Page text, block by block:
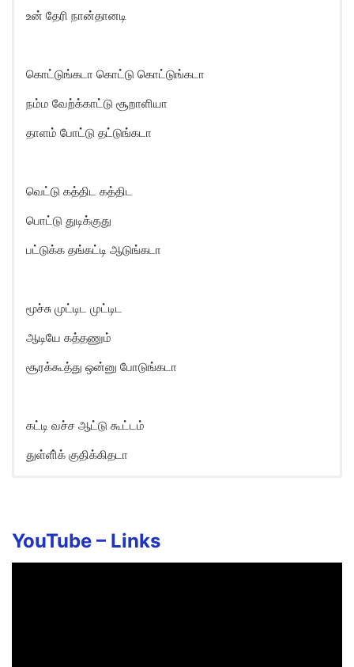
உன் தேரி நான்தானடி
கொட்டுங்கடா கொட்டு கொட்டுங்கடா
நம்ம வேற்க்காட்டு சூறாளியா
தாளம் போட்டு தட்டுங்கடா
வெட்டு கத்திட கத்திட
பொட்டு துடிக்குது
பட்டுக்க தங்கட்டி ஆடுங்கடா
மூச்சு முட்டிட முட்டிட
ஆடியே கத்தணும்
சூரக்கூத்து ஒன்னு போடுங்கடா
கட்டி வச்ச ஆட்டு கூட்டம்
துள்ளி்க் குதிக்கிதடா
YouTube – Links